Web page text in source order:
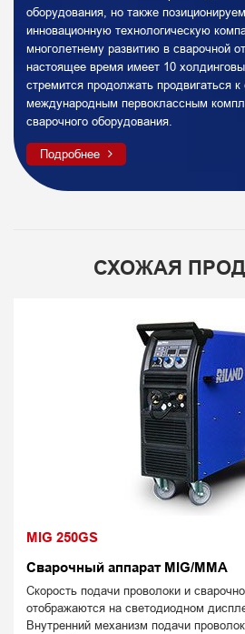
оборудования, но также
инновационную технологическую
многолетнему развитию в сварочной
настоящее время имеет 10
стремится продолжать продвигаться
международным первоклассным
сварочного оборудования.
Подробнее
СХОЖАЯ
MIG 250GS
Сварочный аппарат MIG/MMA
Скорость подачи проволоки и
отображаются на светодиодном
Внутренний механизм подачи